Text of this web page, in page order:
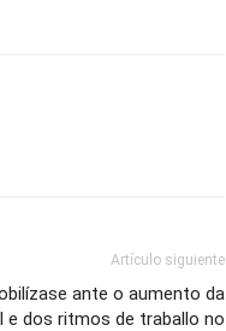
Artículo siguiente
ante o aumento da
e dos ritmos de traballo no